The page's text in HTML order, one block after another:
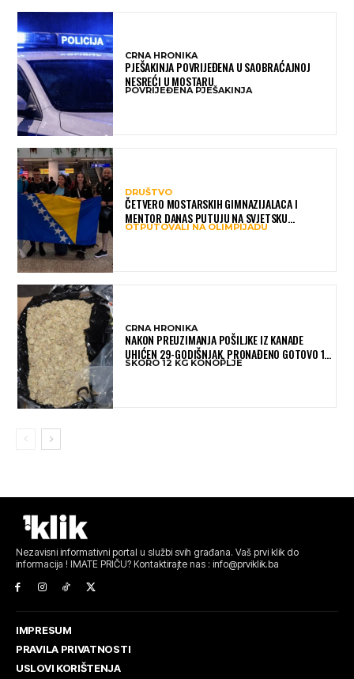
CRNA HRONIKA
PJEŠAKINJA POVRIJEĐENA U SAOBRAĆAJNOJ
NESREĆI U MOSTARU
POVRIJEĐENA PJEŠAKINJA
DRUŠTVO
ČETVERO MOSTARSKIH GIMNAZIJALACA I
MENTOR DANAS PUTUJU NA SVJETSKU
OLIMPIJADU IZ AI: PREDSTAVLJAT ĆE BIH MEĐU
OTPUTOVALI NA OLIMPIJADU
CRNA HRONIKA
NAKON PREUZIMANJA POŠILJKE IZ KANADE
UHIĆEN 29-GODIŠNJAK, PRONAĐENO GOTOVO 12
KILOGRAMA KONOPLJE
SKORO 12 KG KONOPLJE
Nezavisni informativni portal u službi svih građana. Vaš prvi klik do
informacija ! IMATE PRIČU? Kontaktirajte nas : info@prviklik.ba
IMPRESUM
PRAVILA PRIVATNOSTI
USLOVI KORIŠTENJA